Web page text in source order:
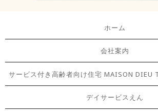
ホーム
会社案内
サービス付き高齢者向け住宅 MAISON DIEU
デイサービスえん